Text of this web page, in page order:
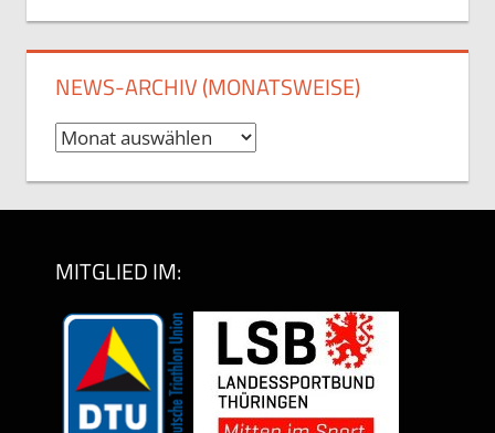
NEWS-ARCHIV (MONATSWEISE)
News-
MITGLIED IM: